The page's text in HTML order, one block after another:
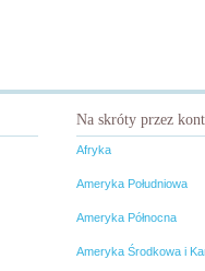
Na skróty przez
Afryka
Ameryka Południowa
Ameryka Północna
Ameryka Środkowa i